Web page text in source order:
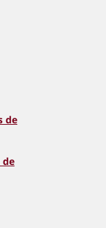
de
de